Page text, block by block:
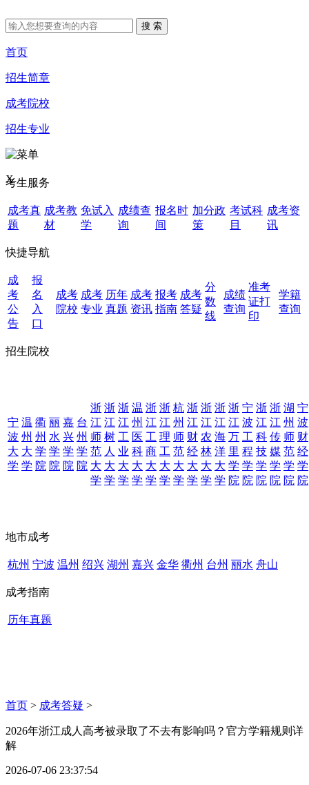
首页
招生简章
成考院校
招生专业
X
考生服务
成考真
题
成考教
材
免试入
学
成绩查
询
报名时
间
加分政
策
考试科
目
成考资
讯
快捷导航
成
考
公
告
报
名
入
口
成考
院校
成考
专业
历年
真题
成考
资讯
报考
指南
成考
答疑
分
数
线
成绩
查询
准考
证打
印
学籍
查询
招生院校
宁
波
大
学
温
州
大
学
衢
州
学
院
丽
水
学
院
嘉
兴
学
院
台
州
学
院
浙
江
师
范
大
学
浙
江
树
人
大
学
浙
江
工
业
大
学
温
州
医
科
大
学
浙
江
工
商
大
学
浙
江
理
工
大
学
杭
州
师
范
大
学
浙
江
财
经
大
学
浙
江
农
林
大
学
浙
江
海
洋
大
学
浙
江
万
里
学
院
宁
波
工
程
学
院
浙
江
科
技
学
院
浙
江
传
媒
学
院
湖
州
师
范
学
院
宁
波
财
经
学
院
地市成考
杭州 宁波 温州 绍兴 湖州 嘉兴 金华 衢州 台州 丽水 舟山
成考指南
历年真题
首页 > 成考答疑 >
2026年浙江成人高考被录取了不去有影响吗？官方学籍规则详
解
2026-07-06 23:37:54